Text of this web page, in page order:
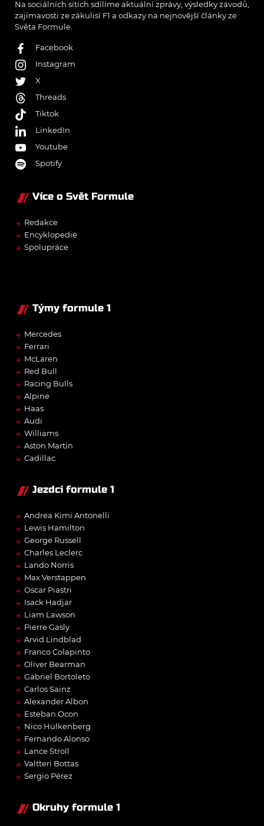
Na sociálních sítích sdílíme aktuální zprávy, výsledky závodů,
zajímavosti ze zákulisí F1 a odkazy na nejnovější články ze
Světa Formule.
Facebook
Instagram
X
Threads
Tiktok
LinkedIn
Youtube
Spotify
Více o Svět Formule
→ Redakce
→ Encyklopedie
→ Spolupráce
Týmy formule 1
→ Mercedes
→ Ferrari
→ McLaren
→ Red Bull
→ Racing Bulls
→ Alpine
→ Haas
→ Audi
→ Williams
→ Aston Martin
→ Cadillac
Jezdci formule 1
→ Andrea Kimi Antonelli
→ Lewis Hamilton
→ George Russell
→ Charles Leclerc
→ Lando Norris
→ Max Verstappen
→ Oscar Piastri
→ Isack Hadjar
→ Liam Lawson
→ Pierre Gasly
→ Arvid Lindblad
→ Franco Colapinto
→ Oliver Bearman
→ Gabriel Bortoleto
→ Carlos Sainz
→ Alexander Albon
→ Esteban Ocon
→ Nico Hülkenberg
→ Fernando Alonso
→ Lance Stroll
→ Valtteri Bottas
→ Sergio Pérez
Okruhy formule 1